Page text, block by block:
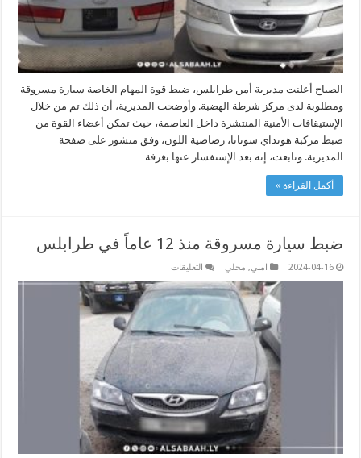
الصباح أعلنت مديرية أمن طرابلس، ضبط قوة المهام الخاصة سيارة مسروقة
ومطلوبة لدى مركز شرطة الهضبة. وأوضحت المديرية، أن ذلك تم من خلال
الإستيقافات الأمنية المنتشرة داخل العاصمة، حيث تمكن أعضاء القوة من
ضبط مركبة هونداي سوناتا، رصاصية اللون، وفق منشور على صفحة
المديرية. وتابعت، إنه بعد الإستفسار عنها بغرفة …
أكمل القراءة »
ضبط سيارة مسروقة منذ 12 عاماً في طرابلس
2024-04-16 امني, محلي التعليقات
سيارة
مسروقة
عاماً
في